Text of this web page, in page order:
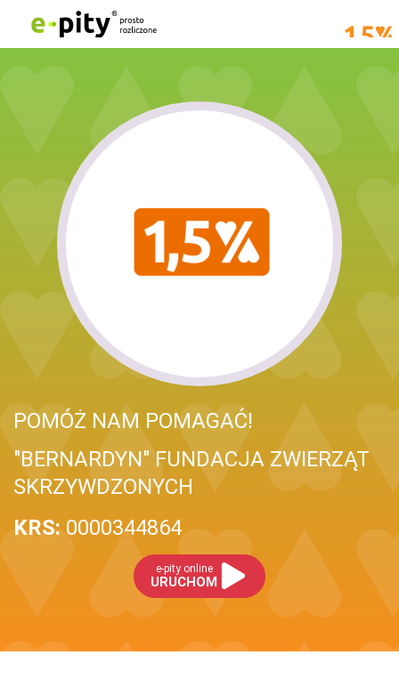
POMÓŻ NAM POMAGAĆ!
"BERNARDYN" FUNDACJA ZWIERZĄT
SKRZYWDZONYCH
KRS: 0000344864
e-pity online
URUCHOM